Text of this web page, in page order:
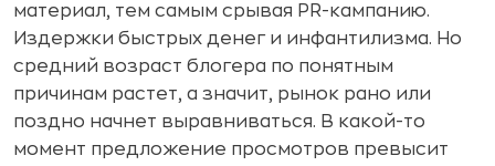
материал, тем самым срывая PR-кампанию.
Издержки быстрых денег и инфантилизма. Но
средний возраст блогера по понятным
причинам растет, а значит, рынок рано или
поздно начнет выравниваться. В какой-то
момент предложение просмотров превысит